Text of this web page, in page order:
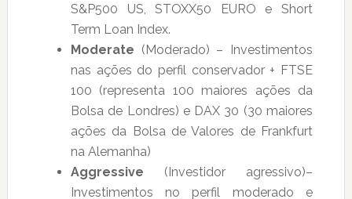
S&P500 US, STOXX50 EURO e Short
Term Loan Index.
Moderate (Moderado) – Investimentos
nas ações do perfil conservador + FTSE
100 (representa 100 maiores ações da
Bolsa de Londres) e DAX 30 (30 maiores
ações da Bolsa de Valores de Frankfurt
na Alemanha)
Aggressive (Investidor agressivo)–
Investimentos no perfil moderado e